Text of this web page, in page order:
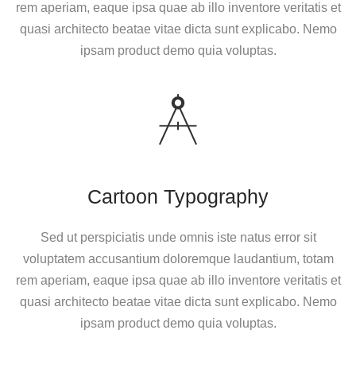
rem aperiam, eaque ipsa quae ab illo inventore veritatis et
quasi architecto beatae vitae dicta sunt explicabo. Nemo
ipsam product demo quia voluptas.
Cartoon Typography
Sed ut perspiciatis unde omnis iste natus error sit
voluptatem accusantium doloremque laudantium, totam
rem aperiam, eaque ipsa quae ab illo inventore veritatis et
quasi architecto beatae vitae dicta sunt explicabo. Nemo
ipsam product demo quia voluptas.